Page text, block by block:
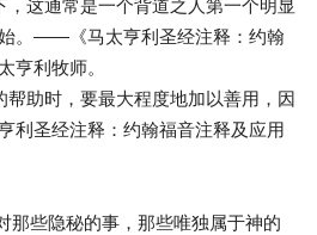
这通常是一个背道之人第一个明显
。——《马太亨利圣经注释：约翰
亨利牧师。
助时，要最大程度地加以善用，因
圣经注释：约翰福音注释及应用
那些隐秘的事，那些唯独属于神的